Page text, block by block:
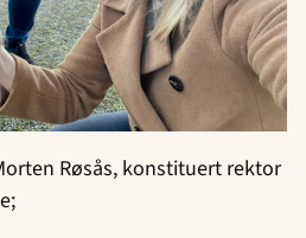
Røsås, konstituert rektor